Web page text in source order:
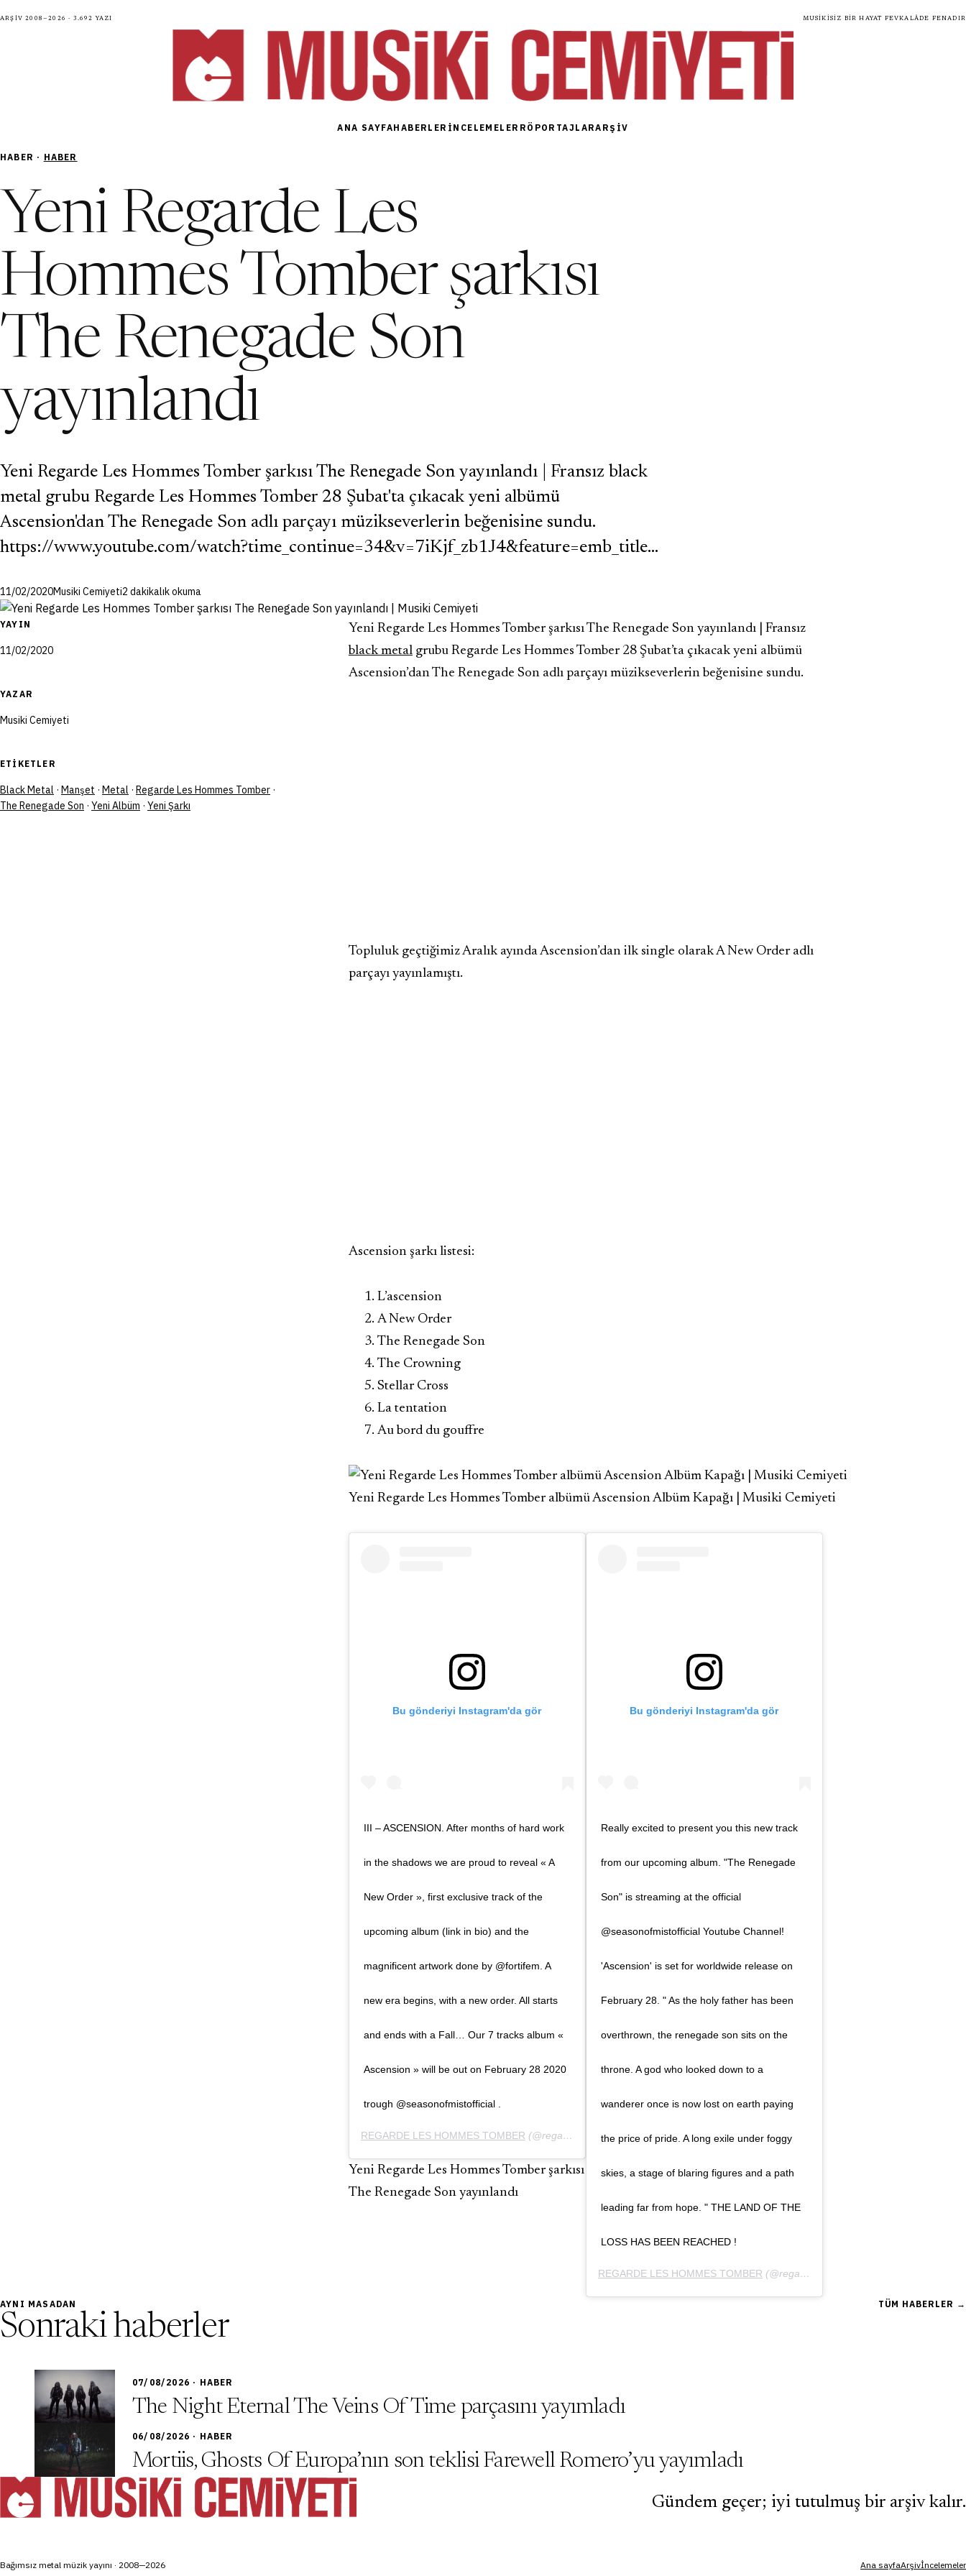
Arşiv 2008—2026 · 3.692 yazı Musikisiz bir hayat fevkalâde fenadır
ANA SAYFAHABERLER İNCELEMELER RÖPORTAJLARARŞIV
HABER · HABER
Yeni Regarde Les
Hommes Tomber şarkısı
The Renegade Son
yayınlandı
Yeni Regarde Les Hommes Tomber şarkısı The Renegade Son yayınlandı | Fransız black
metal grubu Regarde Les Hommes Tomber 28 Şubat'ta çıkacak yeni albümü
Ascension'dan The Renegade Son adlı parçayı müzikseverlerin beğenisine sundu.
https://www.youtube.com/watch?time_continue=34&v=7iKjf_zb1J4&feature=emb_title…
11/02/2020Musiki Cemiyeti2 dakikalık okuma
YAYIN
11/02/2020
YAZAR
Musiki Cemiyeti
ETIKETLER
Black Metal · Manşet · Metal · Regarde Les Hommes Tomber ·
The Renegade Son · Yeni Albüm · Yeni Şarkı
Yeni Regarde Les Hommes Tomber şarkısı The Renegade Son yayınlandı | Fransız
black metalgrubu Regarde Les Hommes Tomber 28 Şubat’ta çıkacak yeni albümü
Ascension’dan The Renegade Son adlı parçayı müzikseverlerin beğenisine sundu.
Topluluk geçtiğimiz Aralık ayında Ascension’dan ilk single olarak A New Order adlı
parçayı yayınlamıştı.
Ascension şarkı listesi:
L’ascension
A New Order
The Renegade Son
The Crowning
Stellar Cross
La tentation
Au bord du gouffre
Yeni Regarde Les Hommes Tomber albümü Ascension Albüm Kapağı | Musiki Cemiyeti
Bu gönderiyi Instagram'da gör
III – ASCENSION. After months of hard work
in the shadows we are proud to reveal « A
New Order », first exclusive track of the
upcoming album (link in bio) and the
magnificent artwork done by @fortifem. A
new era begins, with a new order. All starts
and ends with a Fall… Our 7 tracks album «
Ascension » will be out on February 28 2020
trough @seasonofmistofficial .
REGARDE LES HOMMES TOMBER (@regardeleshommestomber)'in paylaştığı bir gönderi ( 4 Ara, 2019, 7:32öö PST
Yeni Regarde Les Hommes Tomber şarkısı
The Renegade Son yayınlandı
Bu gönderiyi Instagram'da gör
Really excited to present you this new track
from our upcoming album. "The Renegade
Son" is streaming at the official
@seasonofmistofficial Youtube Channel!
'Ascension' is set for worldwide release on
February 28. " As the holy father has been
overthrown, the renegade son sits on the
throne. A god who looked down to a
wanderer once is now lost on earth paying
the price of pride. A long exile under foggy
skies, a stage of blaring figures and a path
leading far from hope. " THE LAND OF THE
LOSS HAS BEEN REACHED !
REGARDE LES HOMMES TOMBER (@regardeleshommestomber)'in paylaştığı bir gönderi (
AYNI MASADAN
Sonraki haberler
TÜM HABERLER →
07/08/2026 · HABER
The Night Eternal The Veins Of Time parçasını yayımladı
06/08/2026 · HABER
Mortiis, Ghosts Of Europa’nın son teklisi Farewell Romero’yu yayımladı
Gündem geçer; iyi tutulmuş bir arşiv kalır.
Bağımsız metal müzik yayını · 2008—2026 Ana sayfaArşivİncelemeler